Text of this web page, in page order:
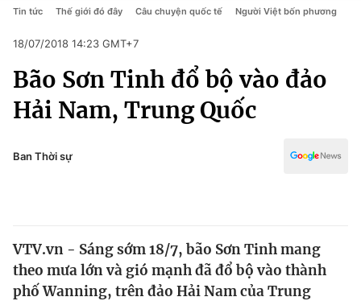
Chuyên mục
Chính trị
Thế giới
Chính trị
Pháp luật
Kinh tế
Thể thao
Truyền hình
Y tế
Tin tức Thế giới đó đây Câu chuyện quốc tế Người Việt bốn phương
18/07/2018 14:23 GMT+7
Bão Sơn Tinh đổ bộ vào đảo
Hải Nam, Trung Quốc
Ban Thời sự
VTV.vn - Sáng sớm 18/7, bão Sơn Tinh mang
theo mưa lớn và gió mạnh đã đổ bộ vào thành
phố Wanning, trên đảo Hải Nam của Trung